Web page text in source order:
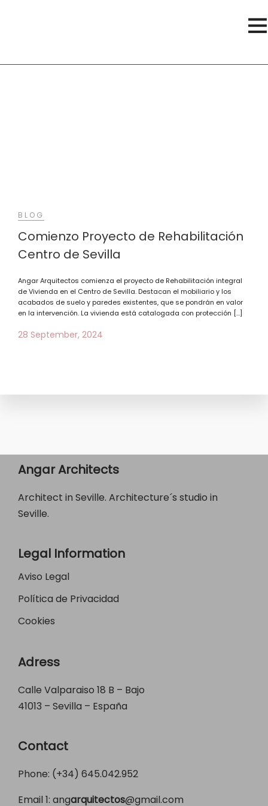
BLOG
Comienzo Proyecto de Rehabilitación
Centro de Sevilla
Angar Arquitectos comienza el proyecto de Rehabilitación integral
de Vivienda en el Centro de Sevilla. Destacan el mobiliario y los
acabados de suelo y paredes existentes, que se pondrán en valor
en la intervención. La vivienda está catalogada con protección […]
28 September, 2024
Angar Architects
Architect in Seville. Architecture´s studio in
Seville.
Legal Information
Aviso Legal
Política de Privacidad
Cookies
Adress
Calle Valparaiso 18 B – Bajo
41013 – Sevilla – España
Contact
Phone: (+34) 645.042.952
Email 1: angarquitectos@gmail.com